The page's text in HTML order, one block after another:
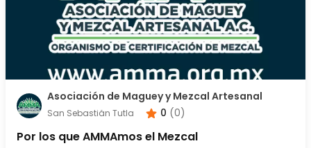
Asociación de Maguey y Mezcal Artesanal
San Sebastián Tutla 0 ( 0 )
Por los que AMMAmos el Mezcal